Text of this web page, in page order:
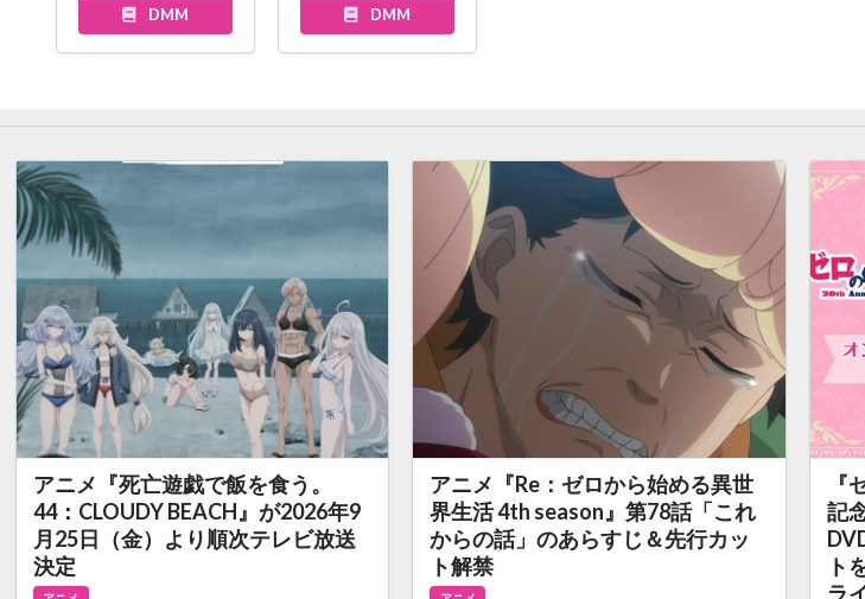
DMM DMM
アニメ『死亡遊戯で飯を食う。
44：CLOUDY BEACH』が2026年9
月25日（金）より順次テレビ放送
決定
アニメ『Re：ゼロから始める異世
界生活 4th season』第78話「これ
からの話」のあらすじ＆先行カッ
ト解禁
『
記
ト
ラ